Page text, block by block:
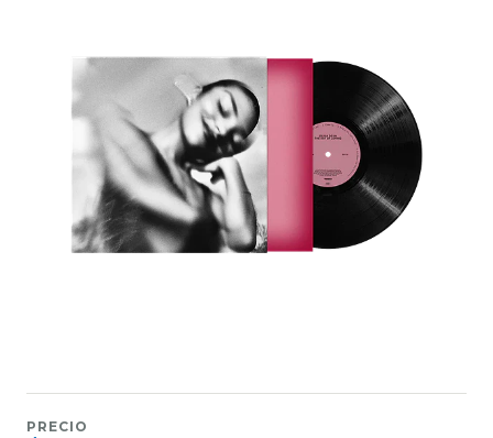
PRECIO